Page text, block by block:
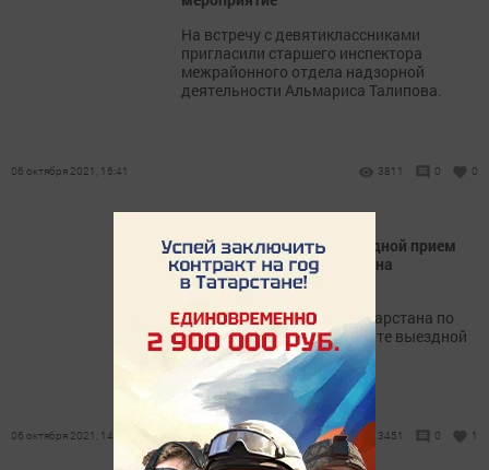
На встречу с девятиклассниками
пригласили старшего инспектора
межрайонного отдела надзорной
деятельности Альмариса Талипова.
06 октября 2021, 16:41 3811 0 0
В Нурлате состоится выездной прием
специалистов по тарифам на
коммунальные услуги
12 октября Госкомитет Татарстана по
тарифам проведет в Нурлате выездной
прием граждан.
06 октября 2021, 14:15 3451 0 1